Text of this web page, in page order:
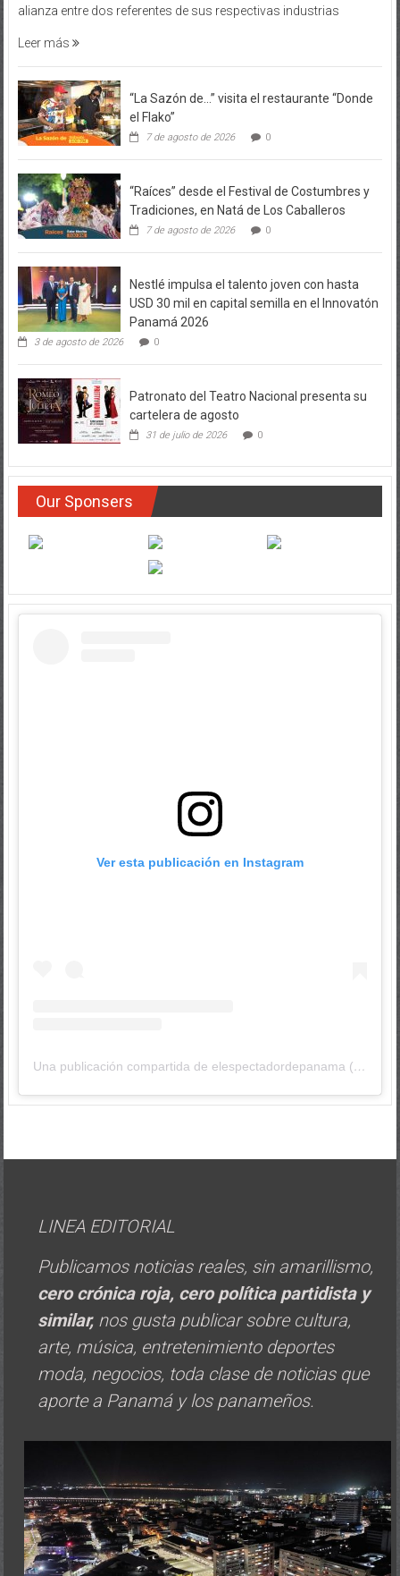
alianza entre dos referentes de sus respectivas industrias
Leer más
“La Sazón de…” visita el restaurante “Donde
el Flako”
7 de agosto de 2026 0
“Raíces” desde el Festival de Costumbres y
Tradiciones, en Natá de Los Caballeros
7 de agosto de 2026 0
Nestlé impulsa el talento joven con hasta
USD 30 mil en capital semilla en el Innovatón
Panamá 2026
3 de agosto de 2026 0
Patronato del Teatro Nacional presenta su
cartelera de agosto
31 de julio de 2026 0
Our Sponsers
Ver esta publicación en Instagram
Una publicación compartida de elespectadordepanama (@elespectadordepanama)
LINEA EDITORIAL
Publicamos noticias reales, sin amarillismo,
cero crónica roja, cero política partidista y
similar, nos gusta publicar sobre cultura,
arte, música, entretenimiento deportes
moda, negocios, toda clase de noticias que
aporte a Panamá y los panameños.